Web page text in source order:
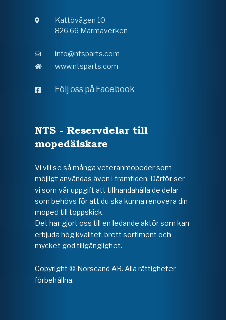
Kattövägen 10
826 66 Marmaverken
info@ntsparts.com
www.ntsparts.com
Följ oss på Facebook
NTS - Reservdelar till
mopedälskare
Vi vill se så många veteranmopeder som
möjligt användas även i framtiden. Därför ser
vi som vår uppgift att tillhandahålla de delar
som behövs för att du ska kunna renovera din
moped till toppskick.
Det har gjort oss till en ledande aktör som kan
erbjuda hög kvalitet, brett sortiment och
mycket god tillgänglighet.
Copyright © Norscand AB. Alla rättigheter
förbehållna.